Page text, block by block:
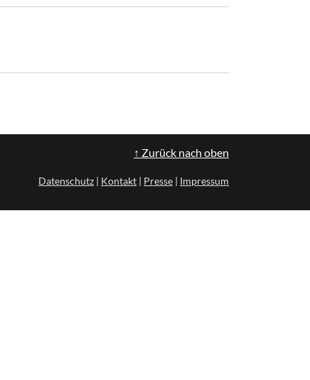
↑ Zurück nach oben
Datenschutz | Kontakt | Presse | Impressum